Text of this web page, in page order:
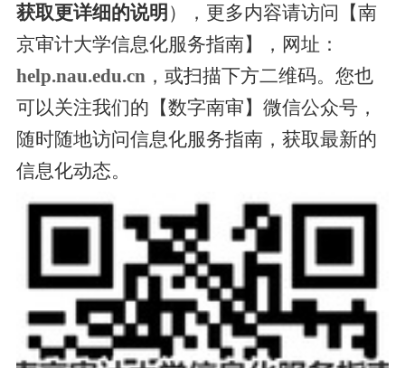
获取更详细的说明 ），更多内容请访问【南
京审计大学信息化服务指南】，网址：
help.nau.edu.cn，或扫描下方二维码。您也
可以关注我们的【数字南审】微信公众号，
随时随地访问信息化服务指南，获取最新的
信息化动态。